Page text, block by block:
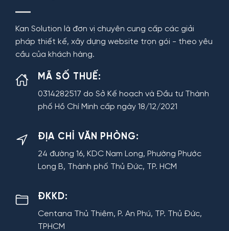
Kan Solution là đơn vị chuyên cung cấp các giải
pháp thiết kế, xây dựng website trọn gói - theo yêu
cầu của khách hàng.
MÃ SỐ THUẾ:
0314282517 do Sở Kế hoạch và Đầu tư Thành
phố Hồ Chí Minh cấp ngày 18/12/2021
ĐỊA CHỈ VĂN PHÒNG:
24 đường 16, KDC Nam Long, Phường Phước
Long B, Thành phố Thủ Đức, TP. HCM
ĐKKD:
Centana Thủ Thiêm, P. An Phú, TP. Thủ Đức,
TPHCM